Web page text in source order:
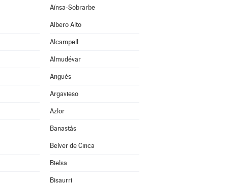
Aínsa-Sobrarbe
Albero Alto
Alcampell
Almudévar
Angüés
Argavieso
Azlor
Banastás
Belver de Cinca
Bielsa
Bisaurri